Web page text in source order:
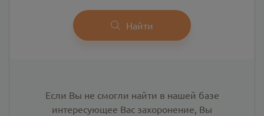
Найти
Если Вы не смогли найти в нашей базе
интересующее Вас захоронение, Вы